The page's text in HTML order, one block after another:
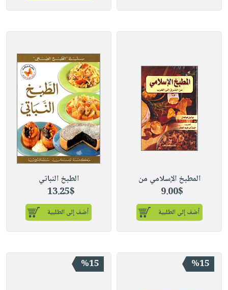
المطبخ الإسلامي من
9.00$
أضف إلى الطلبية
الطبخ النباتي
13.25$
أضف إلى الطلبية
%15
%15